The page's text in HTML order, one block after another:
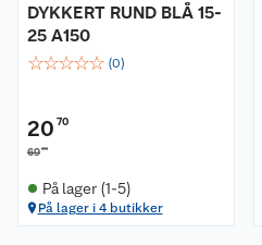
DYKKERT RUND BLÅ 15-
25 A150
☆☆☆☆☆ (0)
20 70
6900
På lager (1-5)
På lager i 4 butikker
Retur- og angrerett
Reklamasjon
Ofte stilte spørsmål
Leveringstid
Leie tilhenger
Kjøpsvilkår
Personvern
Cookies
Bærekraft
Lavprisløfte
Åpent kjøp
Retur av el-avfall
Hageinspirasjon
Oppussing med utemaling
Oppussing med innemaling
Et varmere hjem
Gulv